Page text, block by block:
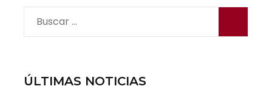
Buscar:
ÚLTIMAS NOTICIAS